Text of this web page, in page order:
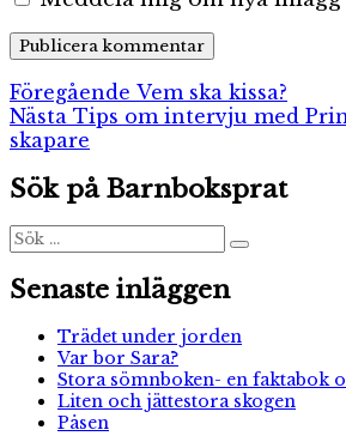
Inläggsnavigering
Föregående Föregående
inlägg:
Vem ska kissa?
Nästa Nästa
inlägg:
Tips om intervju med
skapare
Sök på Barnboksprat
Sök
efter:
Sök
Senaste inläggen
Trädet under jorden
Var bor Sara?
Stora sömnboken- en faktabok
Liten och jättestora skogen
Påsen